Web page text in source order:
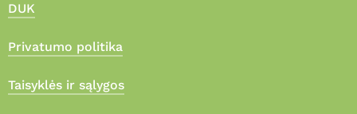
DUK
Privatumo politika
Taisyklės ir sąlygos